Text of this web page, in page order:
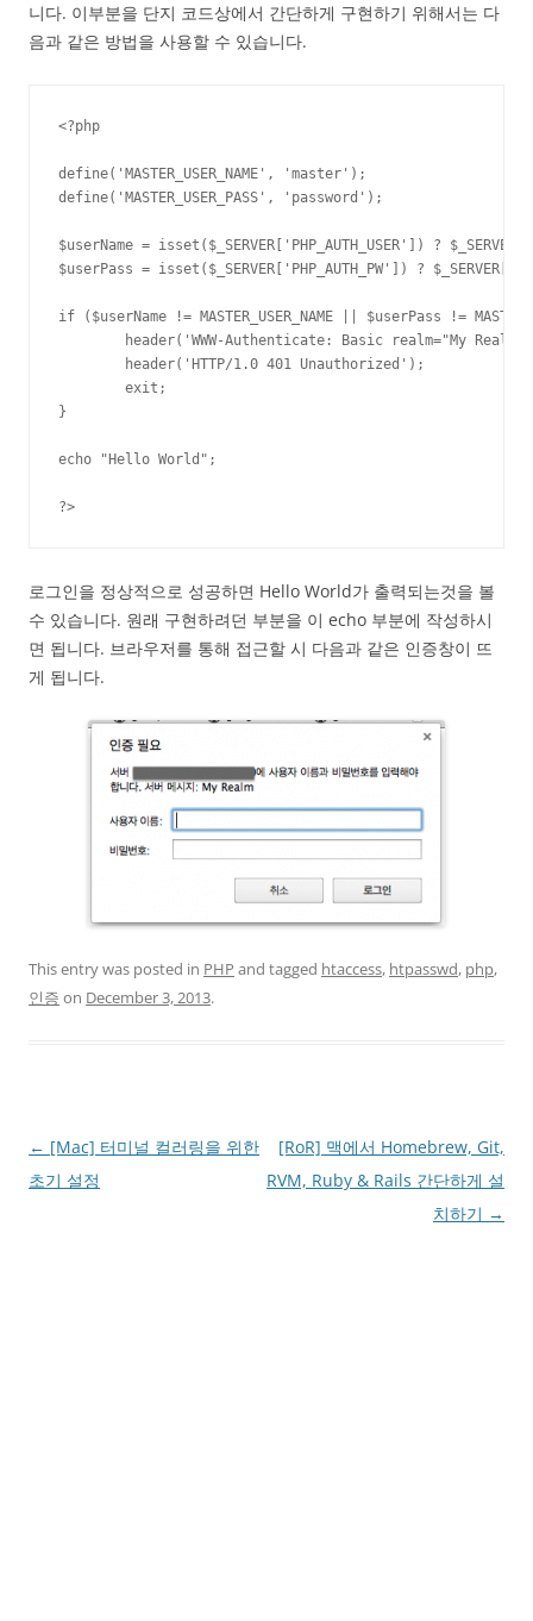
니다. 이부분을 단지 코드상에서 간단하게 구현하기 위해서는 다
음과 같은 방법을 사용할 수 있습니다.
<?php
define('MASTER_USER_NAME', 'master');
define('MASTER_USER_PASS', 'password');
$userName = isset($_SERVER['PHP_AUTH_USER']) ?
$userPass = isset($_SERVER['PHP_AUTH_PW']) ?
if ($userName != MASTER_USER_NAME || $userPass !=
}
echo "Hello World";
?>
로그인을 정상적으로 성공하면 Hello World가 출력되는것을 볼
수 있습니다. 원래 구현하려던 부분을 이 echo 부분에 작성하시
면 됩니다. 브라우저를 통해 접근할 시 다음과 같은 인증창이 뜨
게 됩니다.
This entry was posted in PHP and tagged htaccess, htpasswd, php,
인증 on December 3, 2013.
Post
navigation
← [Mac] 터미널 컬러링을 위한
초기 설정
[RoR] 맥에서 Homebrew, Git,
RVM, Ruby & Rails 간단하게 설
치하기 →